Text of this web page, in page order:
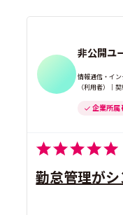
非公開ユ
情報通信・イ
（利用者）｜
企業所属
勤怠管理が